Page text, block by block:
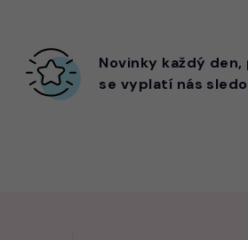
Novinky každý den,
se vyplatí nás